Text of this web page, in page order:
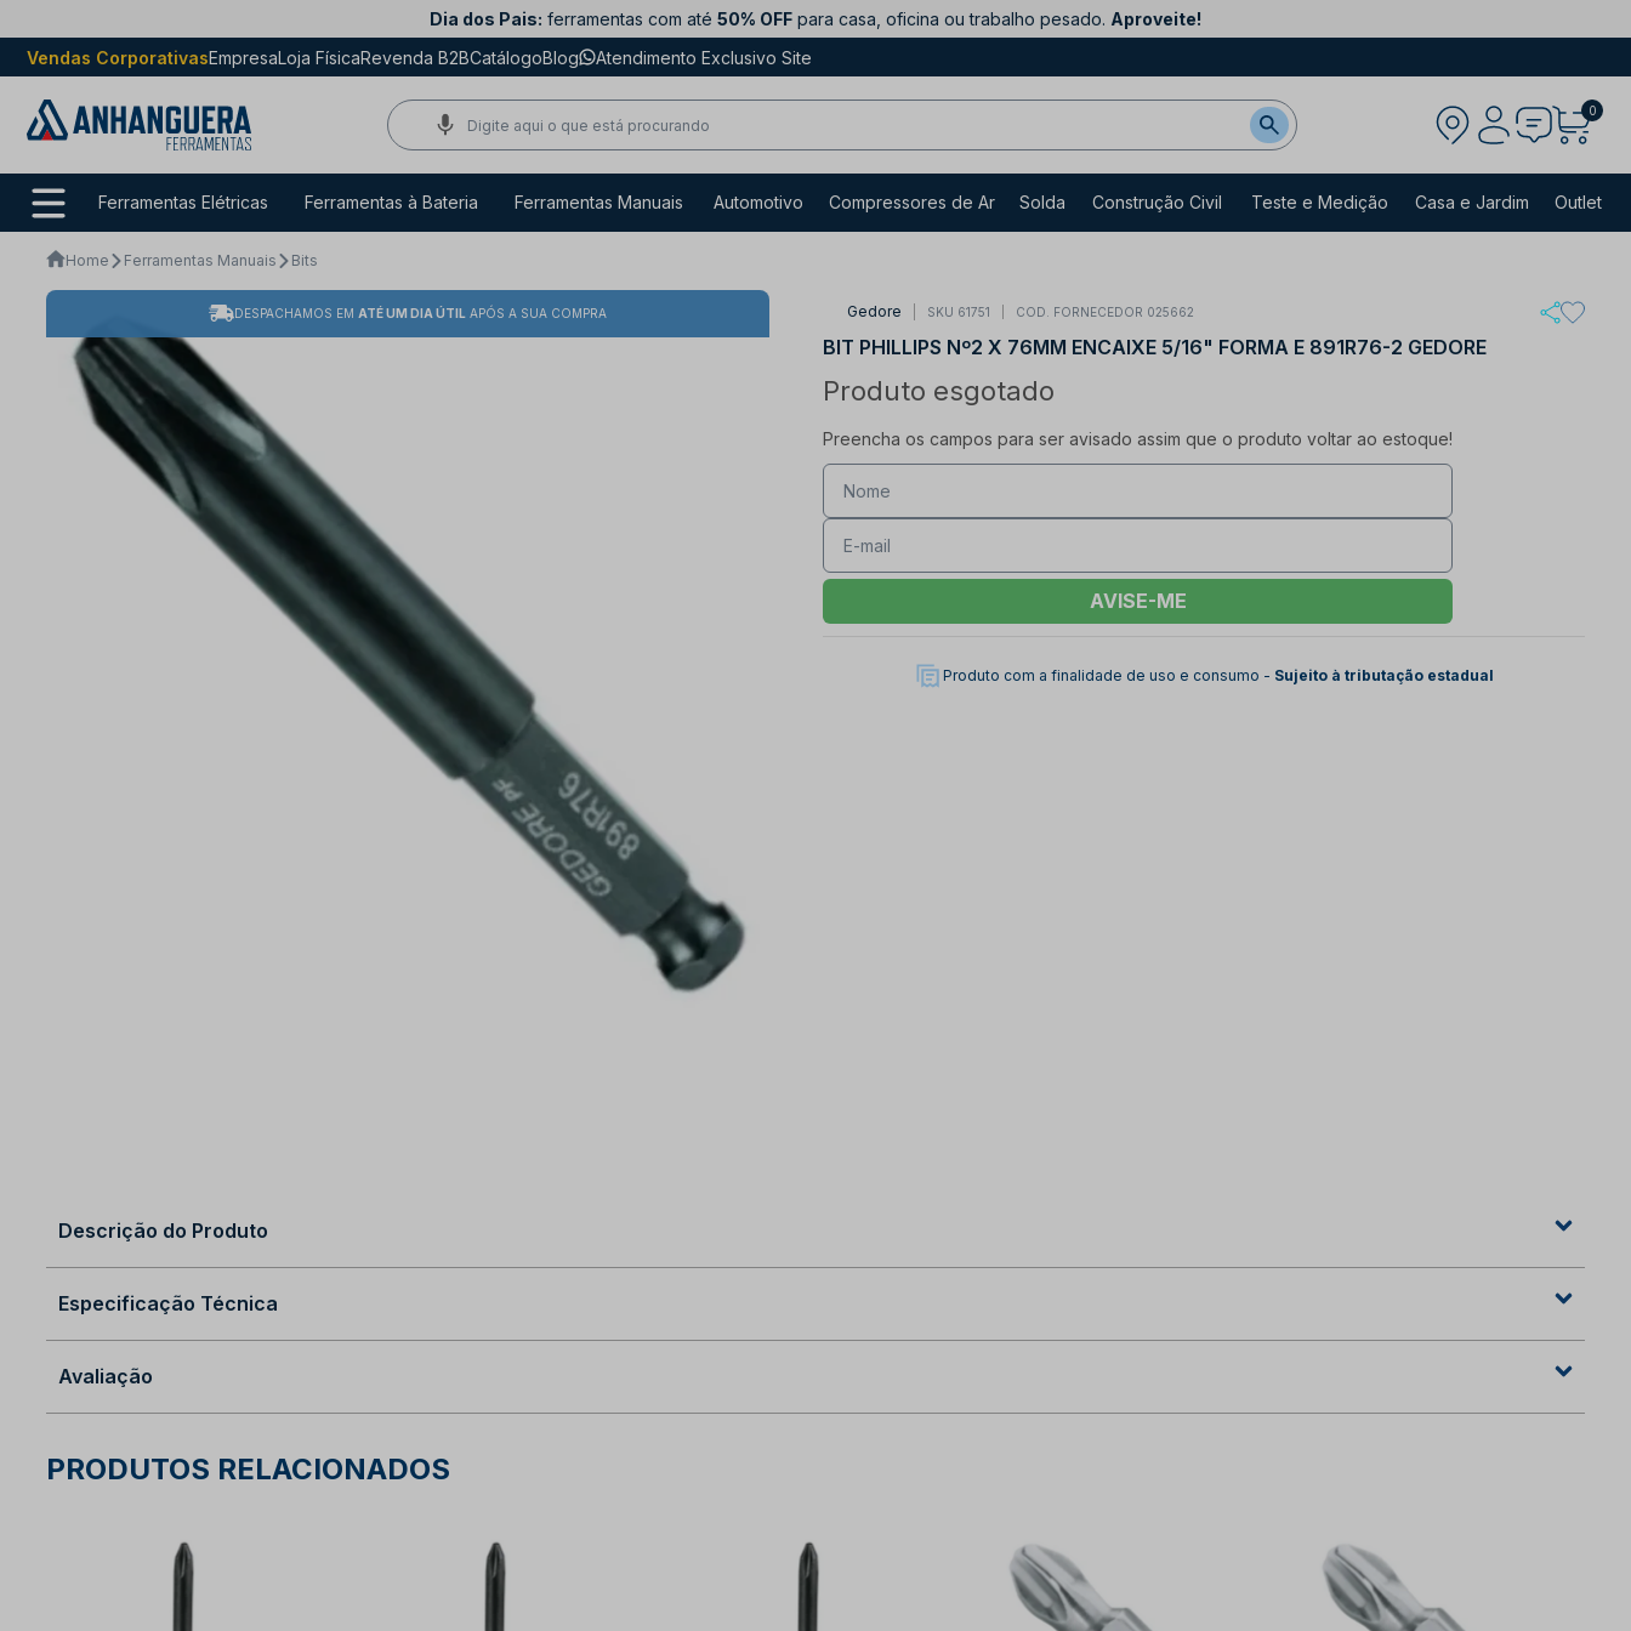
Dia dos Pais: ferramentas com até 50% OFF para casa, oficina ou trabalho pesado. Aproveite!
Vendas CorporativasEmpresaLoja FísicaRevenda B2BCatálogoBlog Atendimento Exclusivo Site
0
Ferramentas Elétricas Ferramentas à Bateria Ferramentas Manuais Automotivo Compressores de Ar Solda Construção Civil Teste e Medição Casa e Jardim Outlet
Home Ferramentas Manuais Bits
DESPACHAMOS EM ATÉ UM DIA ÚTIL APÓS A SUA COMPRA Gedore SKU 61751 COD. FORNECEDOR 025662
BIT PHILLIPS Nº2 X 76MM ENCAIXE 5/16" FORMA E 891R76-2 GEDORE
Produto esgotado
Preencha os campos para ser avisado assim que o produto voltar ao estoque!
AVISE-ME
Produto com a finalidade de uso e consumo - Sujeito à tributação estadual
Descrição do Produto
Especificação Técnica
Avaliação
PRODUTOS RELACIONADOS